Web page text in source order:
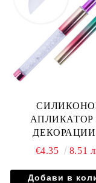
АПЛИКАТОР
ПИГМЕНТИ -
€4.35 8.51